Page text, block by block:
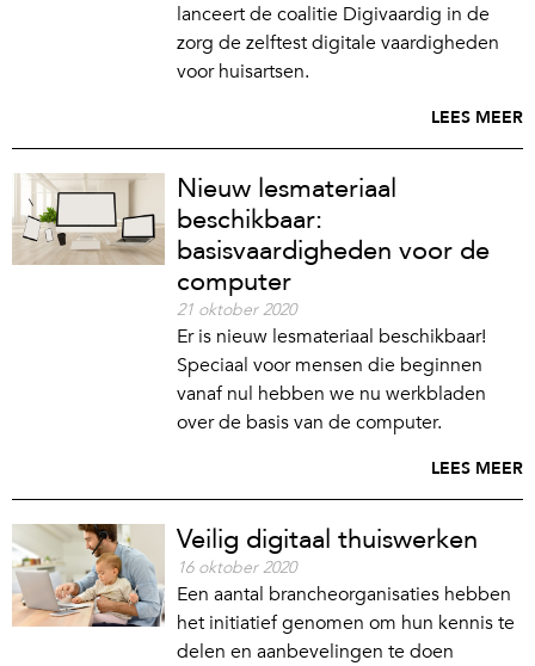
lanceert de coalitie Digivaardig in de
zorg de zelftest digitale vaardigheden
voor huisartsen.
LEES MEER
Nieuw lesmateriaal
beschikbaar:
basisvaardigheden voor de
computer
21 oktober 2020
Er is nieuw lesmateriaal beschikbaar!
Speciaal voor mensen die beginnen
vanaf nul hebben we nu werkbladen
over de basis van de computer.
LEES MEER
Veilig digitaal thuiswerken
16 oktober 2020
Een aantal brancheorganisaties hebben
het initiatief genomen om hun kennis te
delen en aanbevelingen te doen